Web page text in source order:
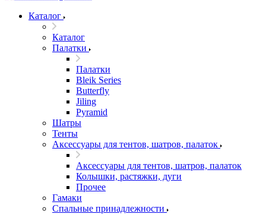
Каталог
Каталог
Палатки
Палатки
Bleik Series
Butterfly
Jiling
Pyramid
Шатры
Тенты
Аксессуары для тентов, шатров, палаток
Аксессуары для тентов, шатров, палаток
Колышки, растяжки, дуги
Прочее
Гамаки
Спальные принадлежности